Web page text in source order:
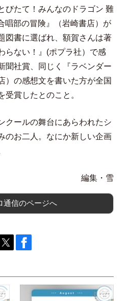
びたて！みんなのドラゴン 難
唱部の冒険』（岩崎書店）が
図書に選ばれ、額賀さんは著
らない！』(ポプラ社）で感
聞社賞、同じく『ラベンダー
）の感想文を書いた方が全国
受賞したとのこと。
クールの舞台にあらわれたシ
のお二人。なにか新しい企画
編集・雪
通信のページへ